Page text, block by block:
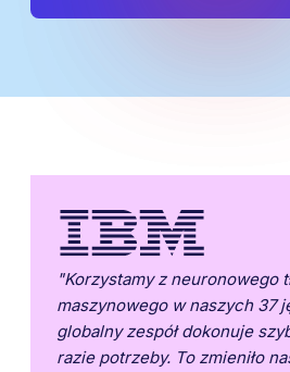
"Korzystamy z neuronowego
maszynowego w naszych 37
globalny zespół dokonuje
razie potrzeby. To zmieniło